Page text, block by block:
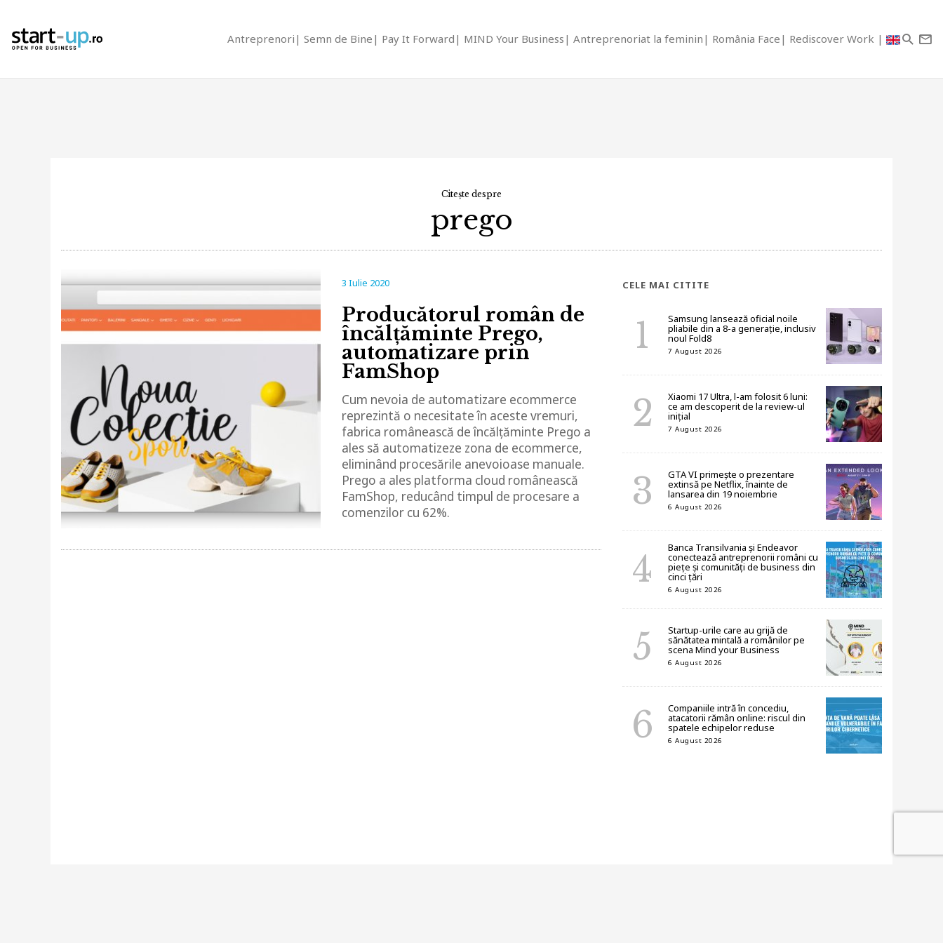
Antreprenori Semn de Bine Pay It Forward MIND Your Business Antreprenoriat la feminin România Face Rediscover Work
Citește despre
prego
3 Iulie 2020
Producătorul român de
încălțăminte Prego,
automatizare prin
FamShop
Cum nevoia de automatizare ecommerce
reprezintă o necesitate în aceste vremuri,
fabrica românească de încălțăminte Prego a
ales să automatizeze zona de ecommerce,
eliminând procesările anevoioase manuale.
Prego a ales platforma cloud românească
FamShop, reducând timpul de procesare a
comenzilor cu 62%.
CELE MAI CITITE
Samsung lansează oficial noile
pliabile din a 8-a generație, inclusiv
noul Fold8
7 August 2026
Xiaomi 17 Ultra, l-am folosit 6 luni:
ce am descoperit de la review-ul
inițial
7 August 2026
GTA VI primește o prezentare
extinsă pe Netflix, înainte de
lansarea din 19 noiembrie
6 August 2026
Banca Transilvania și Endeavor
conectează antreprenorii români cu
piețe și comunități de business din
cinci țări
6 August 2026
Startup-urile care au grijă de
sănătatea mintală a românilor pe
scena Mind your Business
6 August 2026
Companiile intră în concediu,
atacatorii rămân online: riscul din
spatele echipelor reduse
6 August 2026